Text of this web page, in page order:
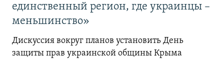
единственный регион, где украинцы –
меньшинство»
Дискуссия вокруг планов установить День
защиты прав украинской общины Крыма